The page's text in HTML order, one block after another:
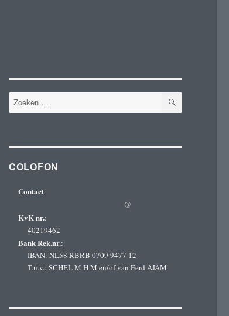
Zoeken
naar:
ZOEKEN
COLOFON
Contact:
@
KvK nr.:
40219462
Bank Rek.nr.:
IBAN: NL58 RBRB 0709 9477 12
T.n.v.: SCHEL M H M en/of van Eerd AJAM